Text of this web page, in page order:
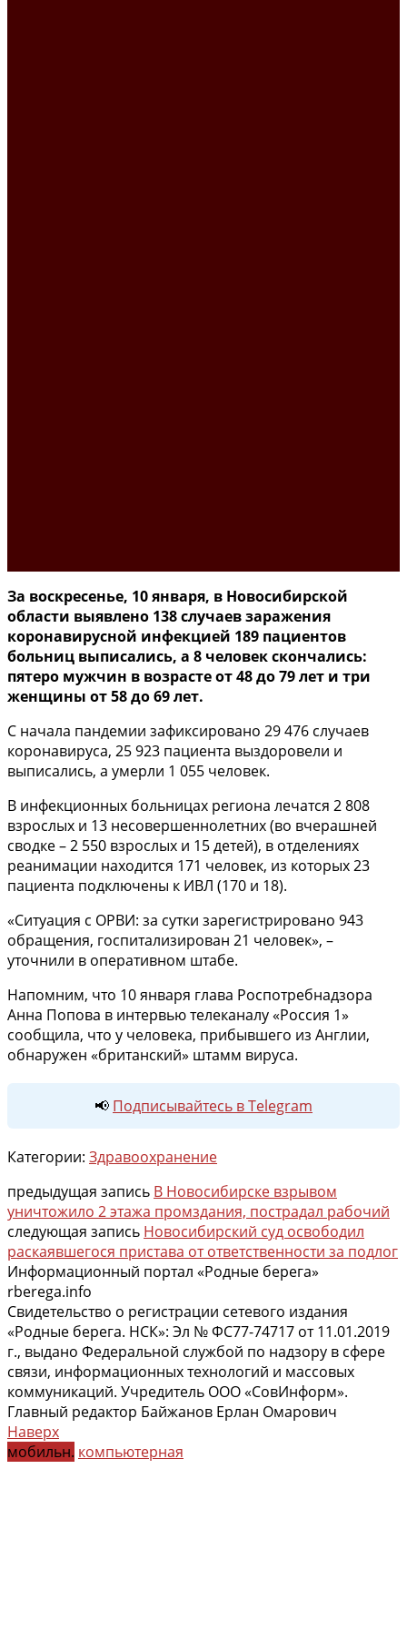
За воскресенье, 10 января, в Новосибирской
области выявлено 138 случаев заражения
коронавирусной инфекцией 189 пациентов
больниц выписались, а 8 человек скончались:
пятеро мужчин в возрасте от 48 до 79 лет и три
женщины от 58 до 69 лет.
С начала пандемии зафиксировано 29 476 случаев
коронавируса, 25 923 пациента выздоровели и
выписались, а умерли 1 055 человек.
В инфекционных больницах региона лечатся 2 808
взрослых и 13 несовершеннолетних (во вчерашней
сводке – 2 550 взрослых и 15 детей), в отделениях
реанимации находится 171 человек, из которых 23
пациента подключены к ИВЛ (170 и 18).
«Ситуация с ОРВИ: за сутки зарегистрировано 943
обращения, госпитализирован 21 человек», –
уточнили в оперативном штабе.
Напомним, что 10 января глава Роспотребнадзора
Анна Попова в интервью телеканалу «Россия 1»
сообщила, что у человека, прибывшего из Англии,
обнаружен «британский» штамм вируса.
📢 Подписывайтесь в Telegram
Категории: Здравоохранение
предыдущая запись В Новосибирске взрывом
уничтожило 2 этажа промздания, пострадал рабочий
следующая запись Новосибирский суд освободил
раскаявшегося пристава от ответственности за подлог
Информационный портал «Родные берега»
rberega.info
Свидетельство о регистрации сетевого издания
«Родные берега. НСК»: Эл № ФС77-74717 от 11.01.2019
г., выдано Федеральной службой по надзору в сфере
связи, информационных технологий и массовых
коммуникаций. Учредитель ООО «СовИнформ».
Главный редактор Байжанов Ерлан Омарович
Наверх
мобильн. компьютерная